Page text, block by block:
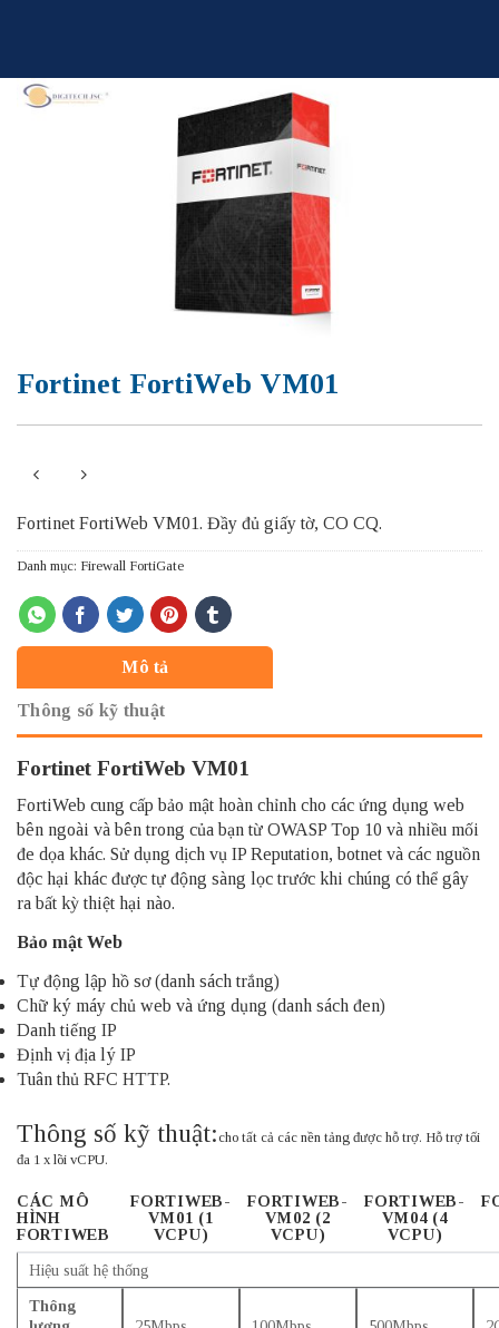
Fortinet FortiWeb VM01
Fortinet FortiWeb VM01. Đầy đủ giấy tờ, CO CQ.
Danh mục: Firewall FortiGate
Mô tả
Thông số kỹ thuật
Fortinet FortiWeb VM01
FortiWeb cung cấp bảo mật hoàn chỉnh cho các ứng dụng web
bên ngoài và bên trong của bạn từ OWASP Top 10 và nhiều mối
đe dọa khác. Sử dụng dịch vụ IP Reputation, botnet và các nguồn
độc hại khác được tự động sàng lọc trước khi chúng có thể gây
ra bất kỳ thiệt hại nào.
Bảo mật Web
Tự động lập hồ sơ (danh sách trắng)
Chữ ký máy chủ web và ứng dụng (danh sách đen)
Danh tiếng IP
Định vị địa lý IP
Tuân thủ RFC HTTP.
Thông số kỹ thuật: cho tất cả các nền tảng được hỗ trợ. Hỗ trợ tối
đa 1 x lõi vCPU.
CÁC MÔ
HÌNH
FORTIWEB
FORTIWEB-
VM01 (1
VCPU)
FORTIWEB-
VM02 (2
VCPU)
FORTIWEB-
VM04 (4
VCPU)
Hiệu suất hệ thống
Thông